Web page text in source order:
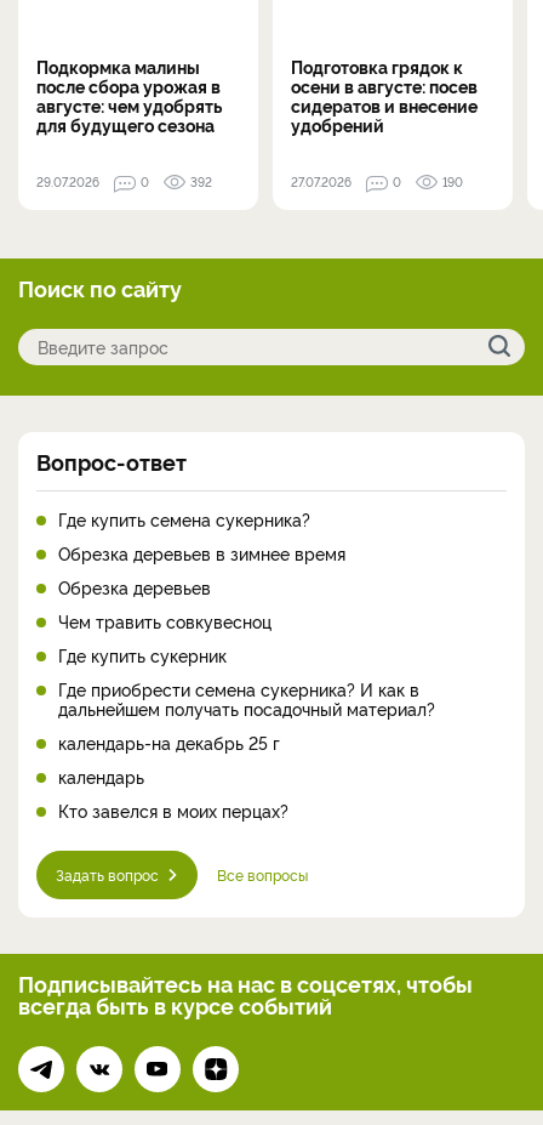
Подкормка малины
после сбора урожая в
августе: чем удобрять
для будущего сезона
29.07.2026 0 392
Подготовка грядок к
осени в августе: посев
сидератов и внесение
удобрений
27.07.2026 0 190
Поиск по сайту
Вопрос-ответ
Где купить семена сукерника?
Обрезка деревьев в зимнее время
Обрезка деревьев
Чем травить совкувесноц
Где купить сукерник
Где приобрести семена сукерника? И как в
дальнейшем получать посадочный материал?
календарь-на декабрь 25 г
календарь
Кто завелся в моих перцах?
Задать вопрос Все вопросы
Подписывайтесь на нас в соцсетях, чтобы
всегдабыть в курсе событий